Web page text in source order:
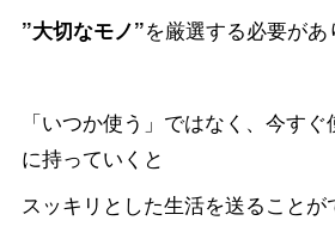
”大切なモノ”を厳選する必要があ
「いつか使う」ではなく、今す
に持っていくと
スッキリとした生活を送ること